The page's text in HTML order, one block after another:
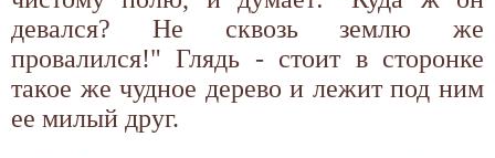
девался? Не сквозь землю же
провалился!" Глядь - стоит в сторонке
такое же чудное дерево и лежит под ним
ее милый друг.